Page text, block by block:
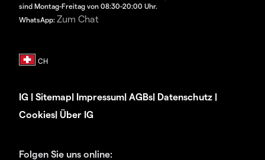
sind Montag-Freitag von 08:30-20:00 Uhr.
WhatsApp: Zum Chat
IG | Sitemap| Impressum| AGBs| Datenschutz |
Cookies| Über IG
Folgen Sie uns online: